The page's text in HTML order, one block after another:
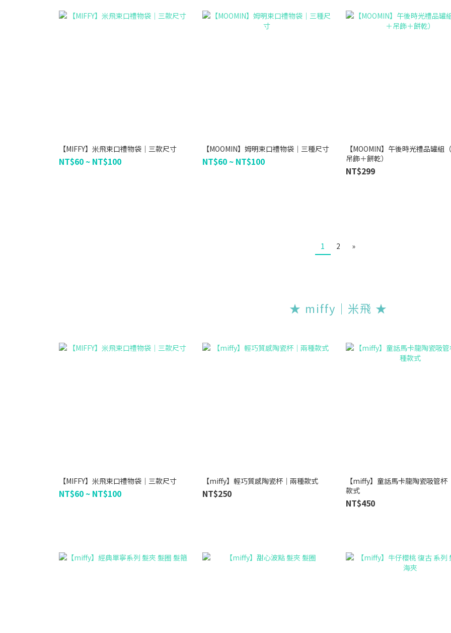
【MIFFY】米飛束口禮物袋｜三款尺寸
NT$60 ~ NT$100
【MOOMIN】姆明束口禮物袋｜三種尺寸
NT$60 ~ NT$100
【MOOMIN】午後時光禮品罐組
吊飾＋餅乾）
NT$299
1 2 »
★ miffy｜米飛 ★
【MIFFY】米飛束口禮物袋｜三款尺寸
NT$60 ~ NT$100
【miffy】輕巧質感陶瓷杯｜兩種款式
NT$250
【miffy】童話馬卡龍陶瓷吸管杯
款式
NT$450